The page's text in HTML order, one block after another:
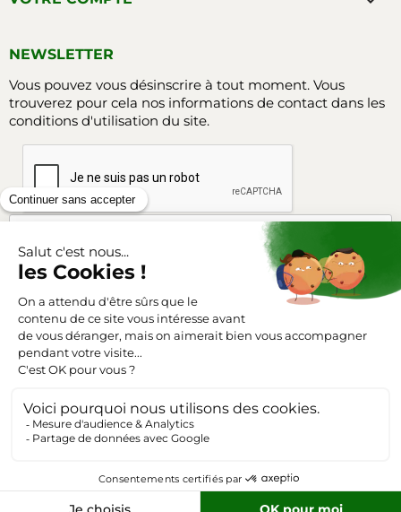
NEWSLETTER
Vous pouvez vous désinscrire à tout moment. Vous
trouverez pour cela nos informations de contact dans les
conditions d'utilisation du site.
SUIVEZ-NOUS
Mentions légales
Conditions générales de vente